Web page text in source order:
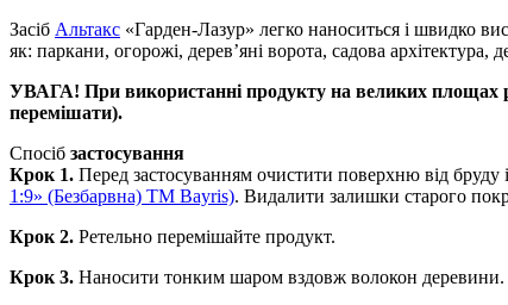
Засіб Альтакс «Гарден-Лазур» легко наноситься і швидко
як: паркани, огорожі, дерев’яні ворота, садова архітектура,
УВАГА! При використанні продукту на великих площах
перемішати).
Спосіб застосування
Крок 1. Перед застосуванням очистити поверхню від бруду
1:9» (Безбарвна) TM Bayris). Видалити залишки старого
Крок 2. Ретельно перемішайте продукт.
Крок 3. Наносити тонким шаром вздовж волокон деревини.